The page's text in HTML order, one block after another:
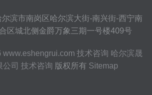
滨市南岗区哈尔滨大街-南兴街-西宁南
区城北侧金爵万象三期一号楼409号
www.eshengrui.com 技术咨询 哈尔滨晟
司 技术咨询 版权所有 Sitemap